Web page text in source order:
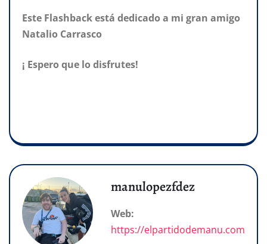
Este Flashback está dedicado a mi gran amigo
Natalio Carrasco
¡ Espero que lo disfrutes!
manulopezfdez
Web:
https://elpartidodemanu.com